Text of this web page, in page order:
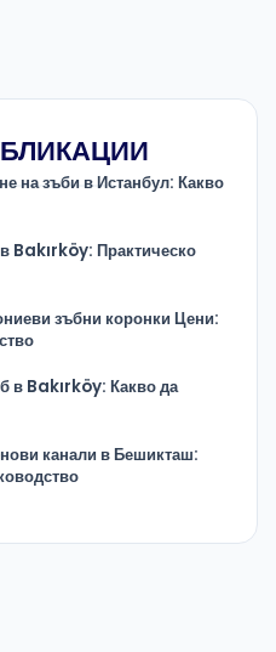
на зъби в Истанбул: Какво
Bakırköy: Практическо
зъбни коронки Цени:
в Bakırköy: Какво да
канали в Бешикташ: